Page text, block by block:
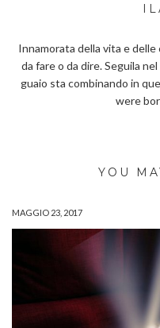
Innamorata della vita e delle
da fare o da dire. Seguila
guaio sta combinando in
were
YOU
MAGGIO 23, 2017